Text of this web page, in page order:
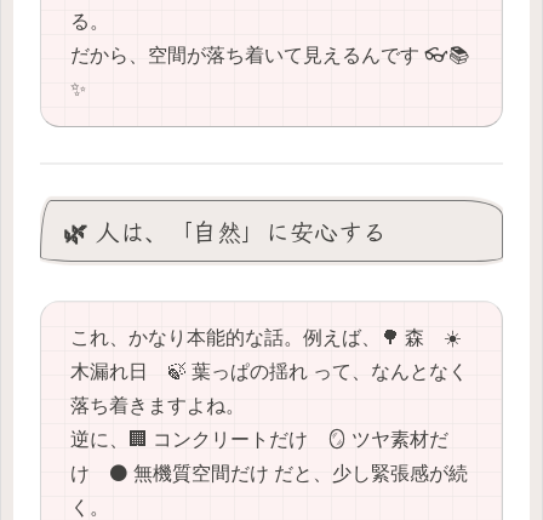
る。
だから、空間が落ち着いて見えるんです 👓📚
✨
🌿 人は、「自然」に安心する
これ、かなり本能的な話。例えば、🌳 森 ☀️
木漏れ日 🍃 葉っぱの揺れ って、なんとなく
落ち着きますよね。
逆に、🏢 コンクリートだけ 🪞 ツヤ素材だ
け ⚫️ 無機質空間だけ だと、少し緊張感が続
く。